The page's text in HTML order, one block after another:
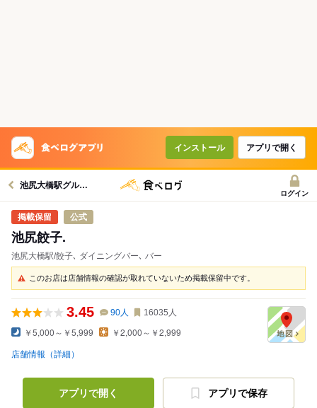
インストール アプリで開く
池尻大橋駅グルメへ
ログイン
公式
池尻餃子.
池尻大橋駅/餃子､ ダイニングバー､ バー
このお店は店舗情報の確認が取れていないため掲載保留中です。
3.45 90人 16035 人
￥5,000～￥5,999 ￥2,000～￥2,999
店舗情報（詳細）
アプリで開く アプリで保存